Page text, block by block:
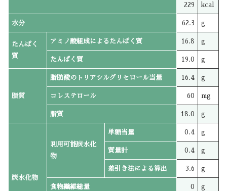
229 kcal
水分 62.3 g
たんぱく
質
アミノ酸組成によるたんぱく質 16.8 g
たんぱく質 19.0 g
脂質
脂肪酸のトリアシルグリセロール当量 16.4 g
コレステロール 60 mg
脂質 18.0 g
炭水化物
利用可能炭水化
物
単糖当量 0.4 g
質量計 0.4 g
差引き法による算出 3.6 g
食物繊維総量 0 g